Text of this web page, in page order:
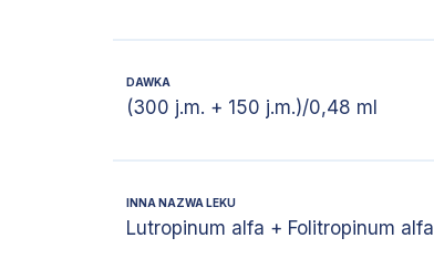
DAWKA
(300 j.m. + 150 j.m.)/0,48 ml
INNA NAZWA LEKU
Lutropinum alfa + Folitropinum alfa